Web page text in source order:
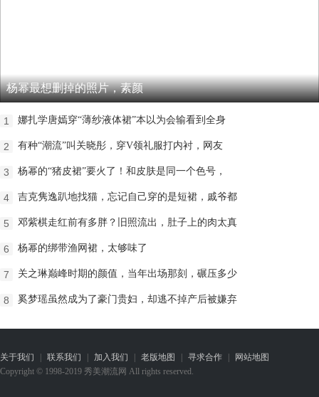
杨幂最想删掉的照片，素颜
1 娜扎学唐嫣穿“薄纱液体裙”本以为会输看到全身
2 有种“潮流”叫关晓彤，穿V领礼服打内衬，网友
3 杨幂的“猪皮裙”要火了！和皮肤是同一个色号，
4 吉克隽逸趴地找猫，忘记自己穿的是短裙，戚爷都
5 邓紫棋走红前有多胖？旧照流出，肚子上的肉太真
6 杨幂的绑带渔网裙，太够味了
7 关之琳巅峰时期的颜值，当年出场那刻，碾压多少
8 奚梦瑶虽然成为了豪门贵妇，却逃不掉产后被嫌弃
关于我们 | 联系我们 | 加入我们 | 老版地图 | 寻求合作 |
网站地图
Copyright © 1998-2019 秀美潮流网 All rights reserved.